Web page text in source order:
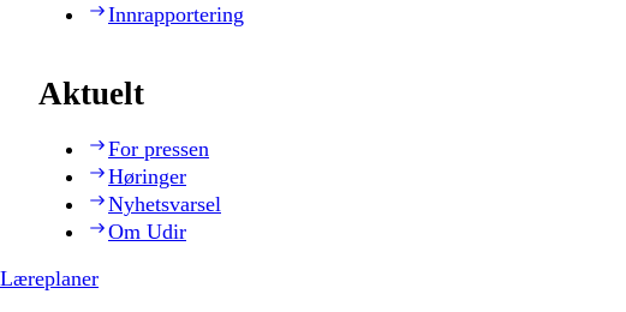
Innrapportering
Aktuelt
For pressen
Høringer
Nyhetsvarsel
Om Udir
Læreplaner